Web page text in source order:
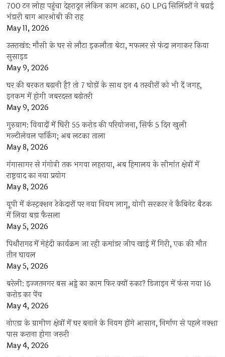
700 टन लोहा पहुंचा देहरादून लेकिन काम अटका, 60 LPG सिलिंडरों ने बढ़ाई
भंडारी बाग आरओबी की राह
May 11, 2026
उत्तराखंड: मौसी के घर से लौटा इकलौता बेटा, मफलर से फंदा लगाकर किया
सुसाइड
May 9, 2026
घर की बरकत बढ़ानी है? तो 7 घोड़ों के साथ इन 4 तस्वीरों को भी दें जगह,
इनकम में होगी जबरदस्त बढ़ोतरी
May 9, 2026
गुरुग्राम: विवादों में घिरी 55 करोड़ की परियोजना, सिर्फ 5 दिन खुली
मल्टीलेवल पार्किंग; अब लटका ताला
May 8, 2026
गंगासागर से गंगोत्री तक भगवा लहराया, अब हिमालय के सीमांत क्षेत्रों में
राष्ट्रवाद का नया प्रयोग
May 8, 2026
यूपी में कंस्ट्रक्शन ठेकेदारों पर नया नियम लागू, योगी सरकार ने कैबिनेट बैठक
में लिया बड़ा फैसला
May 5, 2026
पिथौरागढ़ में मेहंदी कार्यक्रम जा रही कमांडर जीप खाई में गिरी, एक की मौत
तीन घायल
May 5, 2026
बरेली: इज्जतनगर बस अड्डे का काम फिर क्यों रुका? डिजाइन में फंस गया 16
करोड़ का पेंच
May 4, 2026
नोएडा के ग्रामीण क्षेत्रों में घर बनाने के नियम होंगे आसान, निर्माण से पहले नक्शा
पास कराना होगा जरूरी
May 4, 2026